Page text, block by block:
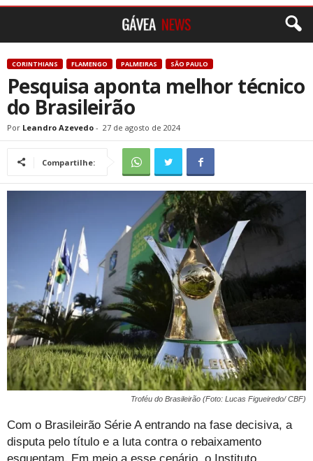
CORINTHIANS FLAMENGO PALMEIRAS SÃO PAULO
Pesquisa aponta melhor técnico
do Brasileirão
Por Leandro Azevedo - 27 de agosto de 2024
Compartilhe:
Troféu do Brasileirão (Foto: Lucas Figueiredo/ CBF)
Com o Brasileirão Série A entrando na fase decisiva, a
disputa pelo título e a luta contra o rebaixamento
esquentam. Em meio a esse cenário, o Instituto